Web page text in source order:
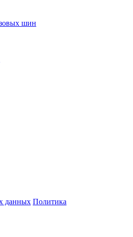
шин
данных Политика